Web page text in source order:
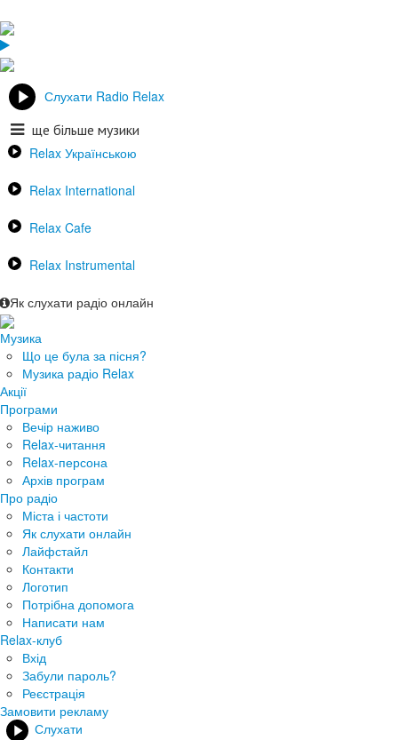
Слухати Radio Relax
ще більше музики
Relax Українською
Relax International
Relax Cafe
Relax Instrumental
Як слухати радіо онлайн
Музика
Що це була за пісня?
Музика радіо Relax
Акції
Програми
Вечір наживо
Relax-читання
Relax-персона
Архів програм
Про радіо
Міста і частоти
Як слухати онлайн
Лайфстайл
Контакти
Логотип
Потрібна допомога
Написати нам
Relax-клуб
Вхід
Забули пароль?
Реєстрація
Замовити рекламу
Слухати